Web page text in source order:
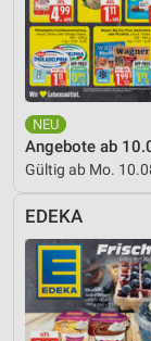
Angebote ab
Gültig ab Mo.
EDEKA
Verwendung
Geräte anhand
Informationen
Nicht-IAB-
Notwendig
Funktional
Werbung